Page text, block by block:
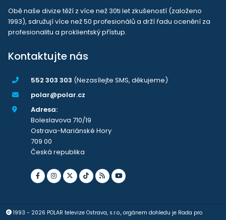
Obě naše divize těží z více než 30ti let zkušeností (založeno
1993), sdružují více než 50 profesionálů a drží řadu ocenění za
profesionalitu a proklientský přístup.
Kontaktujte nás
552 303 303 (Nezasílejte SMS, děkujeme)
polar@polar.cz
Adresa:
Boleslavova 710/19
Ostrava-Mariánské Hory
709 00
Česká republika
1993 - 2026 POLAR televize Ostrava, s.r.o., orgánem dohledu je Rada pro